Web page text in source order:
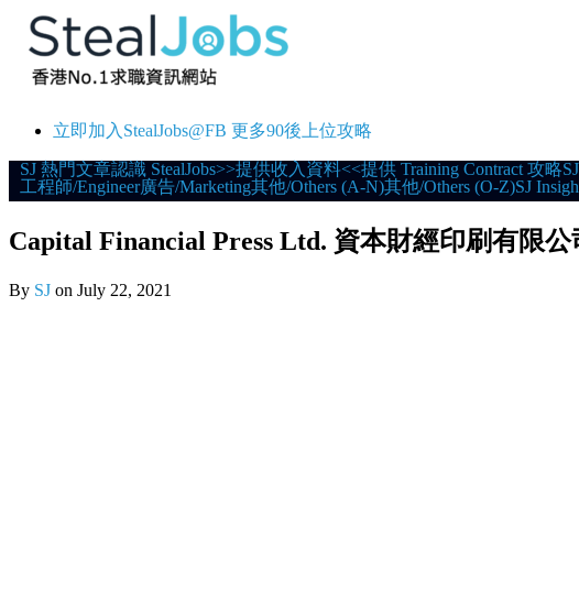
立即加入StealJobs@FB 更多90後上位攻略
Skip
to
SJ 熱門文章認識 StealJobs>>提供收入資料<<提供 Training Contract 攻略
工程師/Engineer廣告/Marketing其他/Others (A-N)其他/Others (O-Z)SJ
Capital Financial Press Ltd. 資本財經印刷有限
By SJ on July 22, 2021